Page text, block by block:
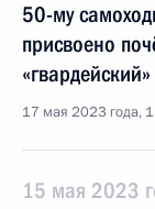
50-му
присвоено
«гвардейский»
17 мая 2023 года,
15 мая 2023